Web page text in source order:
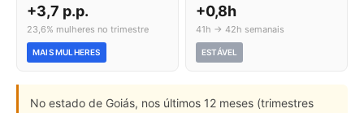
+3,7 p.p.
23,6% mulheres no trimestre
MAIS MULHERES
+0,8h
41h → 42h semanais
ESTÁVEL
No estado de Goiás, nos últimos 12 meses (trimestres